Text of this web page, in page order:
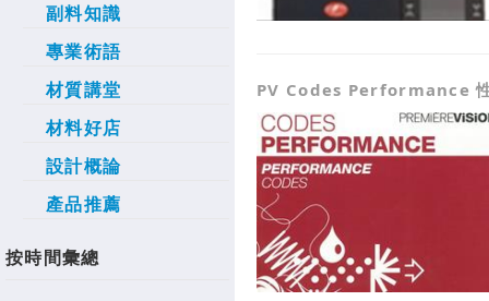
副料知識
專業術語
材質講堂
材料好店
設計概論
產品推薦
按時間彙總
PV Codes Performance